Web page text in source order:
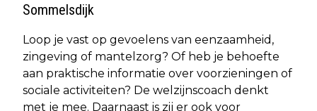
Sommelsdijk
Loop je vast op gevoelens van eenzaamheid,
zingeving of mantelzorg? Of heb je behoefte
aan praktische informatie over voorzieningen of
sociale activiteiten? De welzijnscoach denkt
met je mee. Daarnaast is zij er ook voor